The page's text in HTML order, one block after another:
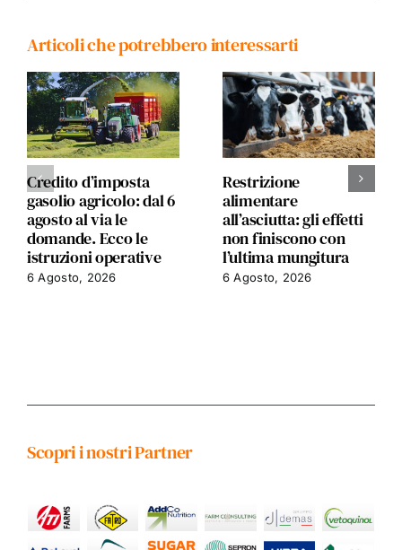
Articoli che potrebbero interessarti
Credito d’imposta
gasolio agricolo: dal 6
agosto al via le
domande. Ecco le
istruzioni operative
6 Agosto, 2026
Restrizione
alimentare
all’asciutta: gli effetti
non finiscono con
l’ultima mungitura
6 Agosto, 2026
Scopri i nostri Partner